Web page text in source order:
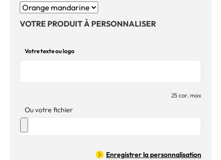
VOTRE PRODUIT À PERSONNALISER
Votre texte ou logo
25 car. max
Ou votre fichier
Enregistrer la personnalisation